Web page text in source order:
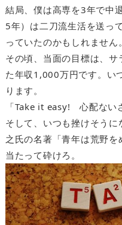
結局、僕は高専を3年で中
5年）は二刀流生活を送っ
っていたのかもしれません。
その頃、当面の目標は、
た年収1,000万円です。い
ります。
「Take it easy! 心配ない
そして、いつも挫けそう
之氏の名著「青年は荒野を
当たって砕けろ。